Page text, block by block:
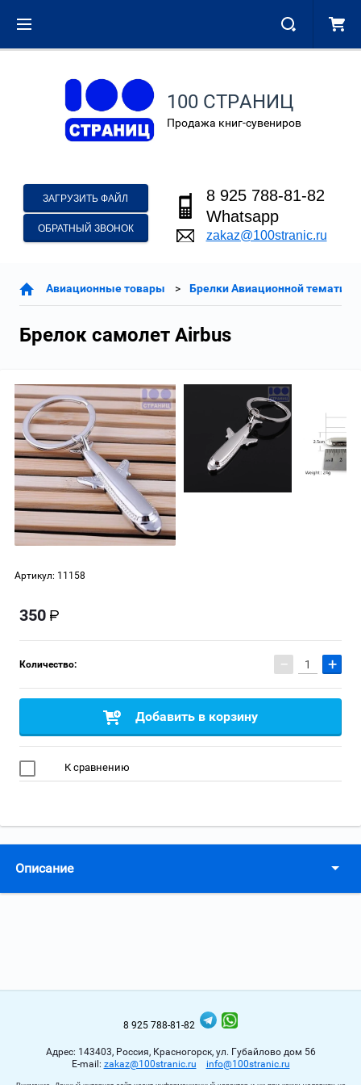
100 СТРАНИЦ
Продажа книг-сувениров
ЗАГРУЗИТЬ ФАЙЛ
ОБРАТНЫЙ ЗВОНОК
8 925 788-81-82
Whatsapp
zakaz@100stranic.ru
Авиационные товары Брелки Авиационной тематики
Брелок самолет Airbus
Артикул: 11158
350
Количество: − +
Добавить в корзину
К сравнению
Описание
8 925 788-81-82
Адрес: 143403, Россия, Красногорск, ул. Губайлово дом 56
Е-mail: zakaz@100stranic.ru info@100stranic.ru